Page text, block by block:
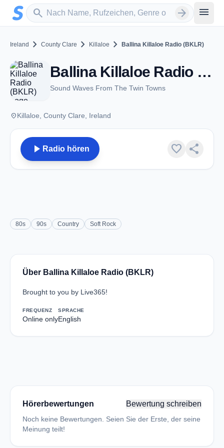
Zum Hauptinhalt springen
search
Sender suchen arrow_forward menu
Ireland chevron_right County Clare chevron_right Killaloe chevron_right Ballina Killaloe Radio (BKLR)
Ballina Killaloe Radio (BKLR) - Killaloe
Sound Waves From The Twin Towns
placeKillaloe, County Clare, Ireland
play_arrow Radio hören favorite share
80s 90s Country Soft Rock
Über Ballina Killaloe Radio (BKLR)
Brought to you by Live365!
FREQUENZ
Online only
SPRACHE
English
Hörerbewertungen Bewertung schreiben
Noch keine Bewertungen. Seien Sie der Erste, der seine
Meinung teilt!